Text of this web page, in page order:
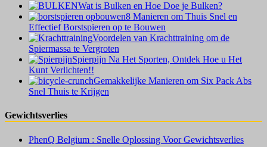
Wat is Bulken en Hoe Doe je Bulken?
8 Manieren om Thuis Snel en
Effectief Borstspieren op te Bouwen
Voordelen van Krachttraining om de
Spiermassa te Vergroten
Spierpijn Na Het Sporten, Ontdek Hoe u Het
Kunt Verlichten!!
Gemakkelijke Manieren om Six Pack Abs
Snel Thuis te Krijgen
Gewichtsverlies
PhenQ Belgium : Snelle Oplossing Voor Gewichtsverlies